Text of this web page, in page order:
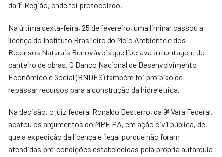
da 1ª Região, onde foi protocolado.
Na última sexta-feira, 25 de fevereiro, uma liminar cassou a
licença do Instituto Brasileiro do Meio Ambiente e dos
Recursos Naturais Renováveis que liberava a montagem do
canteiro de obras. O Banco Nacional de Desenvolvimento
Econômico e Social (BNDES) também foi proibido de
repassar recursos para a construção da hidrelétrica.
Na decisão, o juiz federal Ronaldo Desterro, da 9ª Vara Federal,
acatou os argumentos do MPF-PA, em ação civil pública, de
que a expedição da licença é ilegal porque não foram
atendidas pré-condições estabelecidas pela própria autarquia